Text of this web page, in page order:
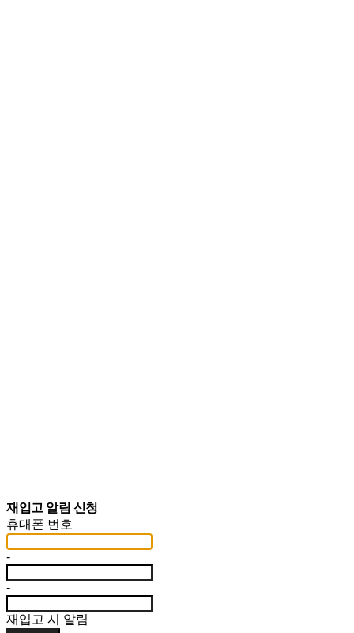
재입고 알림 신청
휴대폰 번호
-
-
재입고 시 알림